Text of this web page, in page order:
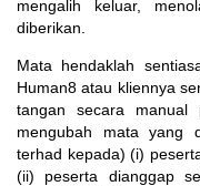
mengalih keluar,
diberikan.
Mata hendaklah
Human8 atau kliennya
tangan secara manual
mengubah mata yang
terhad kepada) (i)
(ii) peserta dianggap